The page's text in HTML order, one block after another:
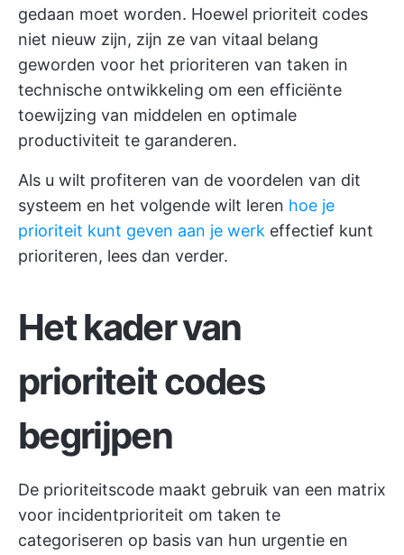
gedaan moet worden. Hoewel prioriteit codes
niet nieuw zijn, zijn ze van vitaal belang
geworden voor het prioriteren van taken in
technische ontwikkeling om een efficiënte
toewijzing van middelen en optimale
productiviteit te garanderen.
Als u wilt profiteren van de voordelen van dit
systeem en het volgende wilt leren hoe je
prioriteit kunt geven aan je werk effectief kunt
prioriteren, lees dan verder.
Het kader van
prioriteit codes
begrijpen
De prioriteitscode maakt gebruik van een matrix
voor incidentprioriteit om taken te
categoriseren op basis van hun urgentie en